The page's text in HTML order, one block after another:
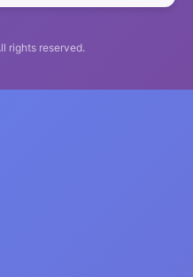
rights reserved.